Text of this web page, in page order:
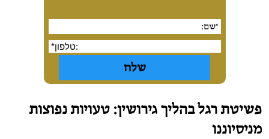
פשיטת רגל בהליך גירושין: טעויות נפוצות
מניסיוננו